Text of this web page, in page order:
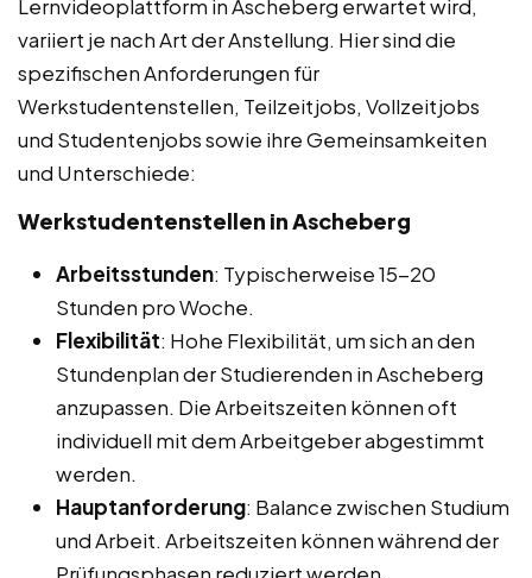
Lernvideoplattform in Ascheberg erwartet wird,
variiert je nach Art der Anstellung. Hier sind die
spezifischen Anforderungen für
Werkstudentenstellen, Teilzeitjobs, Vollzeitjobs
und Studentenjobs sowie ihre Gemeinsamkeiten
und Unterschiede:
Werkstudentenstellen in Ascheberg
Arbeitsstunden: Typischerweise 15-20
Stunden pro Woche.
Flexibilität: Hohe Flexibilität, um sich an den
Stundenplan der Studierenden in Ascheberg
anzupassen. Die Arbeitszeiten können oft
individuell mit dem Arbeitgeber abgestimmt
werden.
Hauptanforderung: Balance zwischen Studium
und Arbeit. Arbeitszeiten können während der